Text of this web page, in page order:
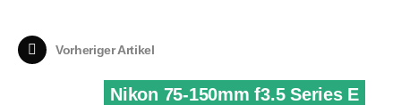
Vorheriger Artikel
Nikon 75-150mm f3.5 Series E